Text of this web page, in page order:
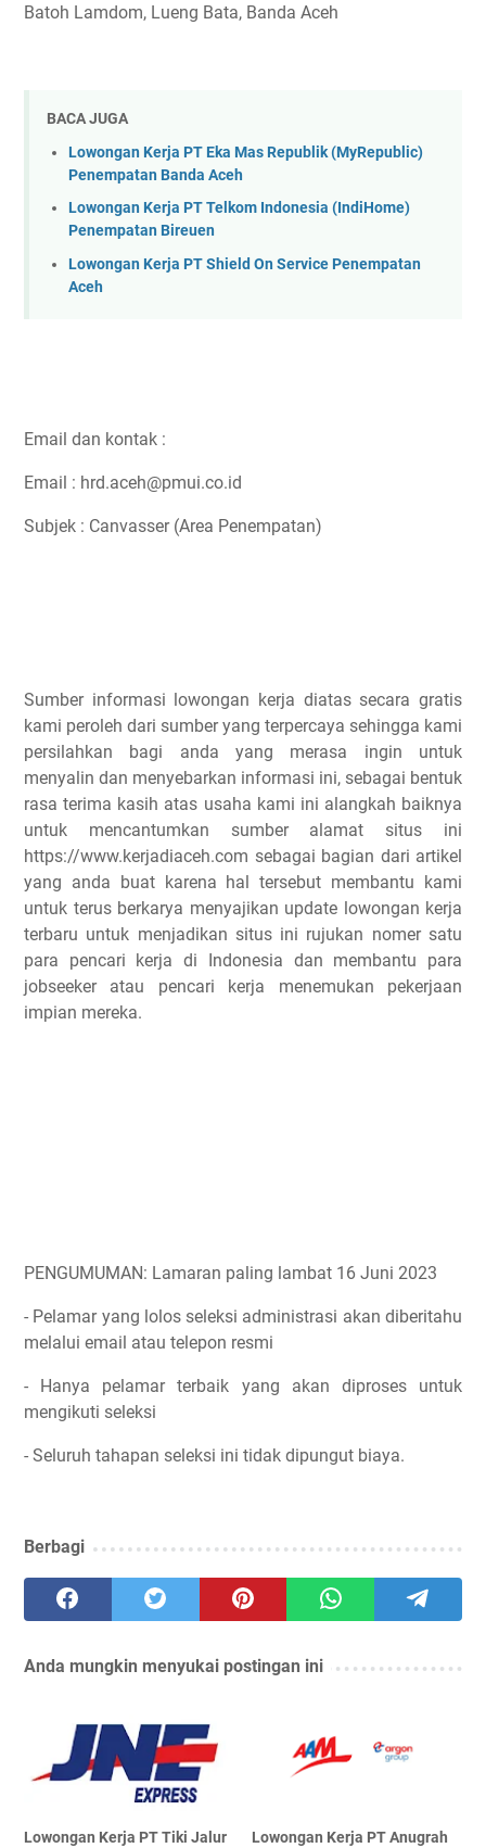
Batoh Lamdom, Lueng Bata, Banda Aceh
BACA JUGA
Lowongan Kerja PT Eka Mas Republik (MyRepublic)
Penempatan Banda Aceh
Lowongan Kerja PT Telkom Indonesia (IndiHome)
Penempatan Bireuen
Lowongan Kerja PT Shield On Service Penempatan
Aceh
Email dan kontak :
Email : hrd.aceh@pmui.co.id
Subjek : Canvasser (Area Penempatan)
Sumber informasi lowongan kerja diatas secara gratis
kami peroleh dari sumber yang terpercaya sehingga kami
persilahkan bagi anda yang merasa ingin untuk
menyalin dan menyebarkan informasi ini, sebagai bentuk
rasa terima kasih atas usaha kami ini alangkah baiknya
untuk mencantumkan sumber alamat situs ini
https://www.kerjadiaceh.com sebagai bagian dari artikel
yang anda buat karena hal tersebut membantu kami
untuk terus berkarya menyajikan update lowongan kerja
terbaru untuk menjadikan situs ini rujukan nomer satu
para pencari kerja di Indonesia dan membantu para
jobseeker atau pencari kerja menemukan pekerjaan
impian mereka.
PENGUMUMAN: Lamaran paling lambat 16 Juni 2023
- Pelamar yang lolos seleksi administrasi akan diberitahu
melalui email atau telepon resmi
- Hanya pelamar terbaik yang akan diproses untuk
mengikuti seleksi
- Seluruh tahapan seleksi ini tidak dipungut biaya.
Berbagi
Anda mungkin menyukai postingan ini
Lowongan Kerja PT Tiki Jalur
Lowongan Kerja PT Anugrah